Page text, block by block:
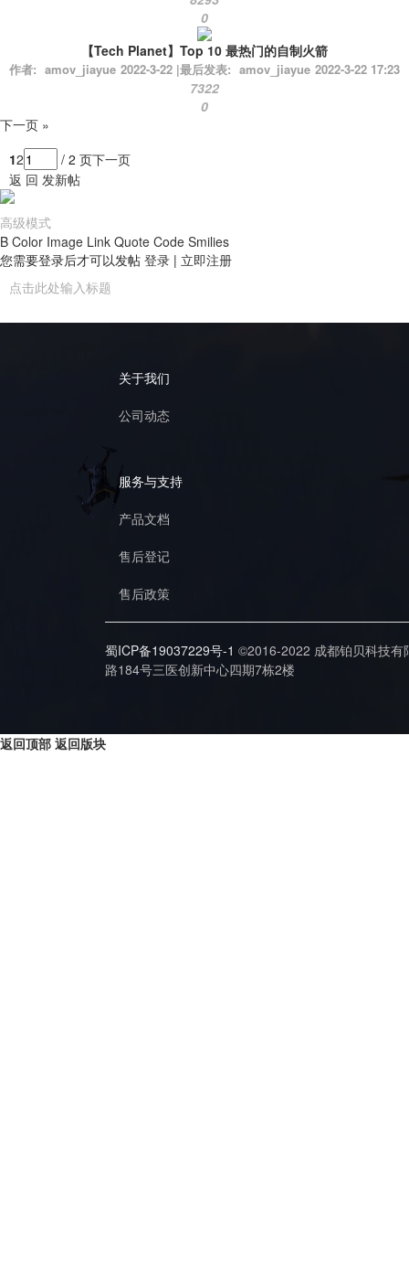
0
【Tech Planet】Top 10 最热门的自制火箭
作者: amov_jiayue 2022-3-22 |最后发表: amov_jiayue 2022-3-22 17:23
7322
0
下一页 »
12 / 2 页下一页
返 回 发新帖
高级模式
B Color Image Link Quote Code Smilies
您需要登录后才可以发帖 登录 | 立即注册
关于我们
公司动态
服务与支持
产品文档
售后登记
售后政策
蜀ICP备19037229号-1 ©2016-2022 成都铂贝科技
路184号三医创新中心四期7栋2楼
返回顶部 返回版块